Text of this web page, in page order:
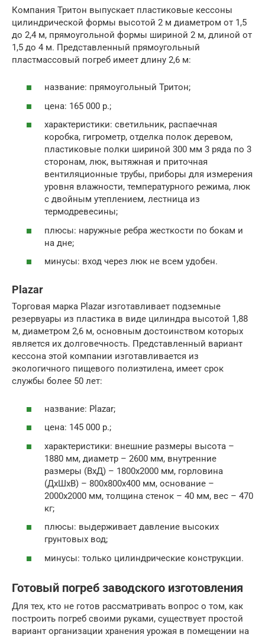
Компания Тритон выпускает пластиковые кессоны
цилиндрической формы высотой 2 м диаметром от 1,5
до 2,4 м, прямоугольной формы шириной 2 м, длиной от
1,5 до 4 м. Представленный прямоугольный
пластмассовый погреб имеет длину 2,6 м:
название: прямоугольный Тритон;
цена: 165 000 р.;
характеристики: светильник, распаечная
коробка, гигрометр, отделка полок деревом,
пластиковые полки шириной 300 мм 3 ряда по 3
сторонам, люк, вытяжная и приточная
вентиляционные трубы, приборы для измерения
уровня влажности, температурного режима, люк
с двойным утеплением, лестница из
термодревесины;
плюсы: наружные ребра жесткости по бокам и
на дне;
минусы: вход через люк не всем удобен.
Plazar
Торговая марка Plazar изготавливает подземные
резервуары из пластика в виде цилиндра высотой 1,88
м, диаметром 2,6 м, основным достоинством которых
является их долговечность. Представленный вариант
кессона этой компании изготавливается из
экологичного пищевого полиэтилена, имеет срок
службы более 50 лет:
название: Plazar;
цена: 145 000 р.;
характеристики: внешние размеры высота –
1880 мм, диаметр – 2600 мм, внутренние
размеры (ВхД) – 1800х2000 мм, горловина
(ДхШхВ) – 800х800х400 мм, основание –
2000х2000 мм, толщина стенок – 40 мм, вес – 470
кг;
плюсы: выдерживает давление высоких
грунтовых вод;
минусы: только цилиндрические конструкции.
Готовый погреб заводского изготовления
Для тех, кто не готов рассматривать вопрос о том, как
построить погреб своими руками, существует простой
вариант организации хранения урожая в помещении на